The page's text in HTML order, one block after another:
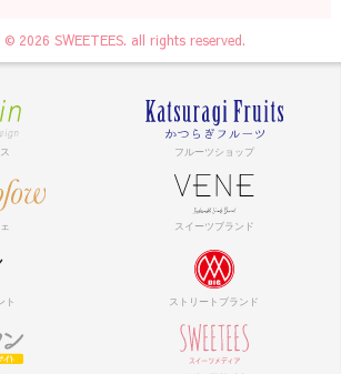
2026 SWEETEES. all rights reserved.